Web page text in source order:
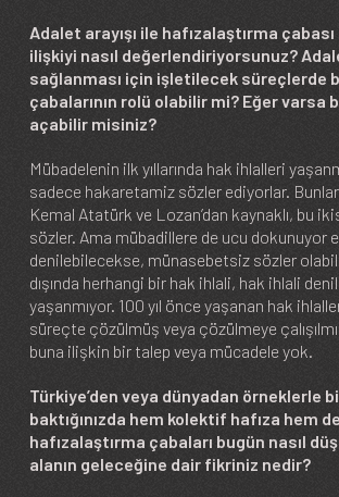
Adalet arayışı ile hafızalaştırma
ilişkiyi nasıl değerlendiriyorsunuz?
sağlanması için işletilecek süreçlerde
çabalarının rolü olabilir mi? Eğer varsa
açabilir misiniz?
Mübadelenin ilk yıllarında hak ihlalleri
sadece hakaretamiz sözler ediyorlar.
Kemal Atatürk ve Lozan’dan kaynaklı, bu
sözler. Ama mübadillere de ucu dokunuyor
denilebilecekse, münasebetsiz sözler
dışında herhangi bir hak ihlali, hak ihlali
yaşanmıyor. 100 yıl önce yaşanan hak
süreçte çözülmüş veya çözülmeye
buna ilişkin bir talep veya mücadele yok.
Türkiye’den veya dünyadan örneklerle
baktığınızda hem kolektif hafıza hem de
hafızalaştırma çabaları bugün nasıl
alanın geleceğine dair fikriniz nedir?